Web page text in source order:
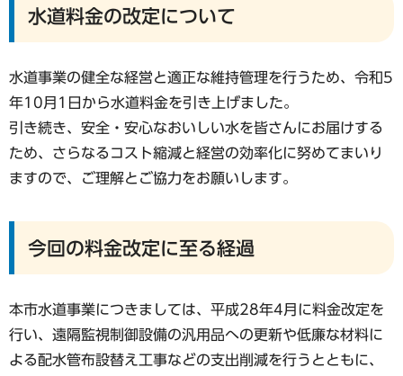
水道料金の改定について
水道事業の健全な経営と適正な維持管理を行うため、令和5
年10月1日から水道料金を引き上げました。
引き続き、安全・安心なおいしい水を皆さんにお届けする
ため、さらなるコスト縮減と経営の効率化に努めてまいり
ますので、ご理解とご協力をお願いします。
今回の料金改定に至る経過
本市水道事業につきましては、平成28年4月に料金改定を
行い、遠隔監視制御設備の汎用品への更新や低廉な材料に
よる配水管布設替え工事などの支出削減を行うとともに、